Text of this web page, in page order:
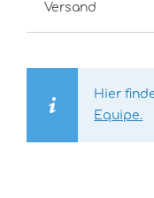
Versand
Hier
Equipe.